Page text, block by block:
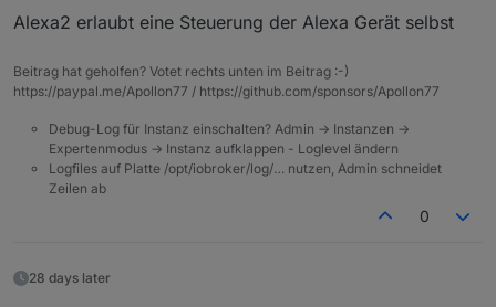
Alexa2 erlaubt eine Steuerung der Alexa Gerät selbst
Beitrag hat geholfen? Votet rechts unten im Beitrag :-)
https://paypal.me/Apollon77 / https://github.com/sponsors/Apollon77
Debug-Log für Instanz einschalten? Admin -> Instanzen ->
Expertenmodus -> Instanz aufklappen - Loglevel ändern
Logfiles auf Platte /opt/iobroker/log/… nutzen, Admin schneidet
Zeilen ab
0
28 days later